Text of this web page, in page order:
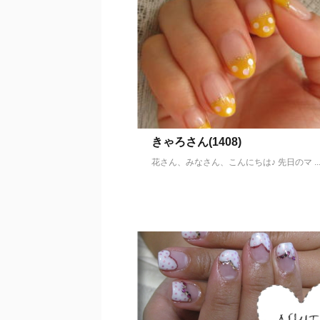
きゃろさん(1408)
花さん、みなさん、こんにちは♪ 先日のマ ...